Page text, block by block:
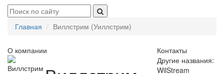
Главная Виллстрим (Уиллстрим)
О компании
Контакты
Другие названия:
WilStream